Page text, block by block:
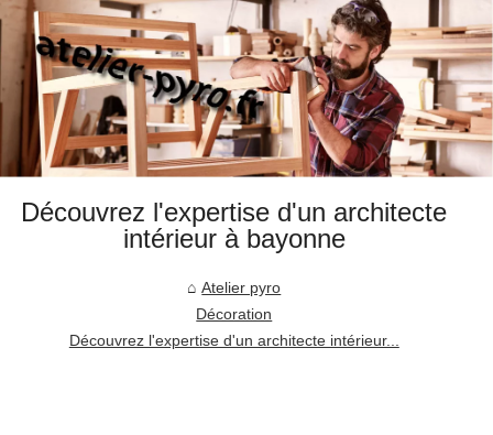
Découvrez l'expertise d'un architecte
intérieur à bayonne
Atelier pyro
Décoration
Découvrez l'expertise d'un architecte intérieur...